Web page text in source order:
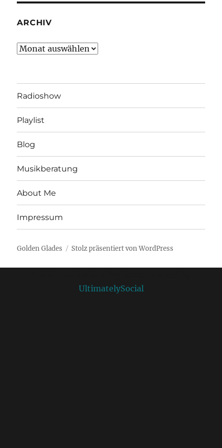
ARCHIV
Archiv
Radioshow
Playlist
Blog
Musikberatung
About Me
Impressum
Golden Glades Stolz präsentiert von WordPress
UltimatelySocial